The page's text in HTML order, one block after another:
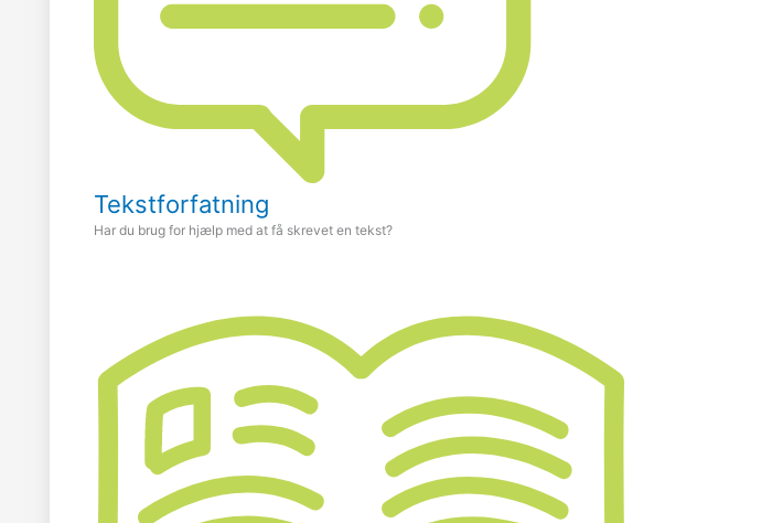
Tekstforfatning
Har du brug for hjælp med at få skrevet en tekst?